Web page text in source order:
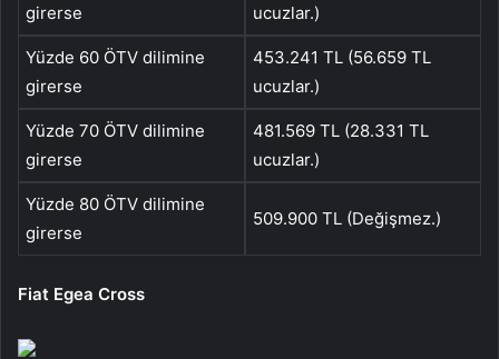
girerse
ucuzlar.)
Yüzde 60 ÖTV dilimine
girerse
453.241 TL (56.659 TL
ucuzlar.)
Yüzde 70 ÖTV dilimine
girerse
481.569 TL (28.331 TL
ucuzlar.)
Yüzde 80 ÖTV dilimine
girerse
509.900 TL (Değişmez.)
Fiat Egea Cross